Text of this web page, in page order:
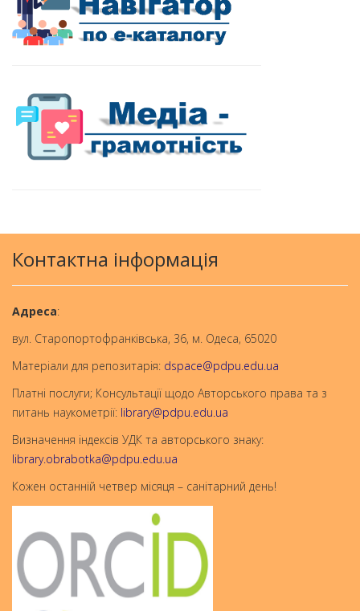
Контактна інформація
Aдреса:
вул. Старопортофранківська, 36, м. Одеса, 65020
Матеріали для репозитарія: dspace@pdpu.edu.ua
Платні послуги; Консультації щодо Авторського права та з
питань наукометрії: library@pdpu.edu.ua
Визначення індексів УДК та авторського знаку:
library.obrabotka@pdpu.edu.ua
Кожен останній четвер місяця – санітарний день!